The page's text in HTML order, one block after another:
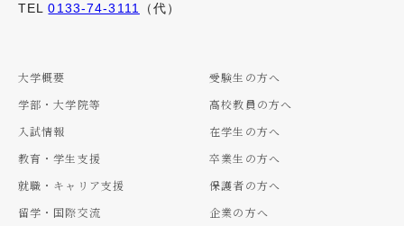
TEL0133-74-3111 （代）
大学概要
学部・大学院等
入試情報
教育・学生支援
就職・キャリア支援
留学・国際交流
受験生の方へ
高校教員の方へ
在学生の方へ
卒業生の方へ
保護者の方へ
企業の方へ